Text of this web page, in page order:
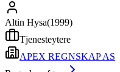
Altin Hysa(1999)
Tjenesteytere
APEX REGNSKAP AS